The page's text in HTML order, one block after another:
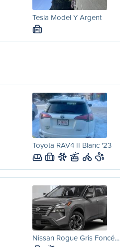
Tesla Model Y Argent
M
Toyota RAV4 II Blanc '23
L
Nissan Rogue Gris Foncé…